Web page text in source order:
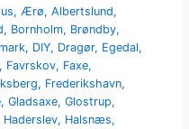
, Ærø,Albertslund,
, Bornholm, Brøndby,
, DIY, Dragør, Egedal,
, Favrskov, Faxe,
, Frederikshavn,
,Gladsaxe,Glostrup,
Haderslev, Halsnæs,